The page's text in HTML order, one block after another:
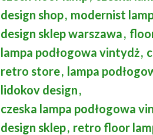
design shop, modernist
design sklep warszawa,
lampa podłogowa vintydż,
retro store, lampa
lidokov design,
czeska lampa podłogowa
design sklep, retro floor